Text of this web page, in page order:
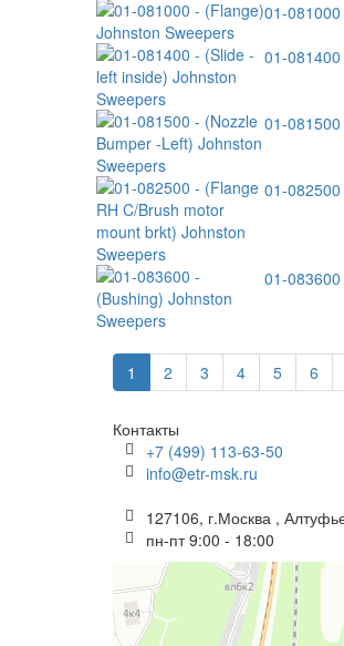
01-
01-
01-
01-
01-
1 2 3 4 5 6
Контакты
+7 (499) 113-63-50
info@etr-msk.ru
127106, г.Москва ,
пн-пт 9:00 - 18:00